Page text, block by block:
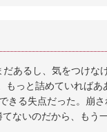
あるし、気をつけな
っと詰めていれば
る失点だった。崩
ないのだから、もう